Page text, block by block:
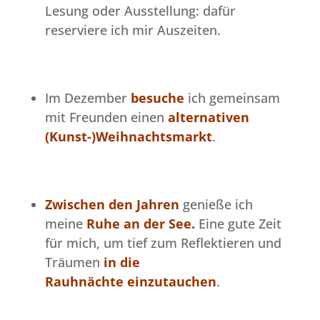
Lesung oder Ausstellung: dafür
reserviere ich mir Auszeiten.
Im Dezember besuche ich gemeinsam
mit Freunden einen alternativen
(Kunst-)Weihnachtsmarkt.
Zwischen den Jahren genieße ich
meine Ruhe an der See. Eine gute Zeit
für mich, um tief zum Reflektieren und
Träumen in die
Rauhnächte einzutauchen.